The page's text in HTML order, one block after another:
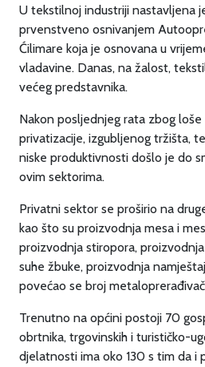
U tekstilnoj industriji nastavljena
prvenstveno osnivanjem
Ćilimare koja je osnovana u
vladavine. Danas, na žalost,
većeg predstavnika.
Nakon posljednjeg rata zbog
privatizacije, izgubljenog tržišta,
niske produktivnosti došlo je do
ovim sektorima.
Privatni sektor se proširio na
kao što su proizvodnja mesa i
proizvodnja stiropora,
suhe žbuke, proizvodnja
povećao se broj
Trenutno na općini postoji 70
obrtnika, trgovinskih i turističko-
djelatnosti ima oko 130 s tim da i